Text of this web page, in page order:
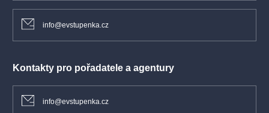
info@evstupenka.cz
Kontakty pro pořadatele a agentury
info@evstupenka.cz